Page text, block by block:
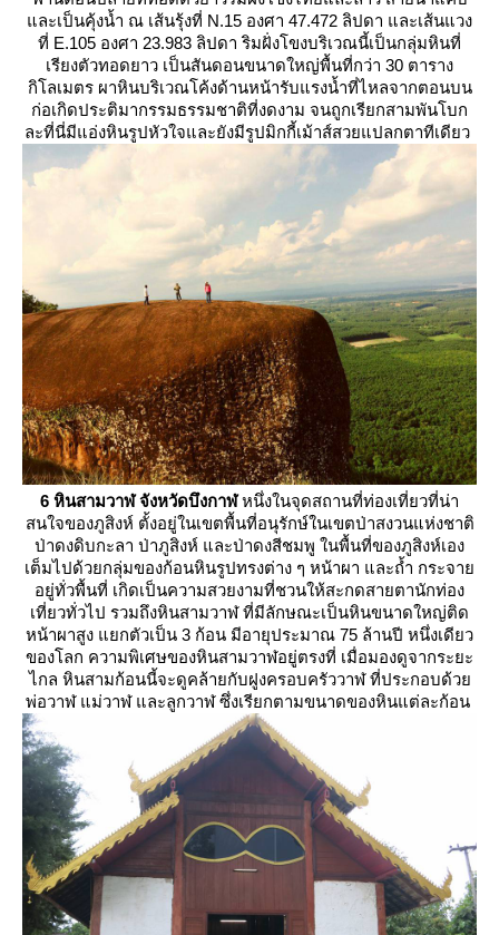
ละเป็นคุ้งน้ำ ณ เส้นรุ้งที่ N.15 องศา 47.472 ลิปดา และเส้นแวง
ที่ E.105 องศา 23.983 ลิปดา ริมฝั่งโขงบริเวณนี้เป็นกลุ่มหินที่
เรียงตัวทอดยาว เป็นสันดอนขนาดใหญ่พื้นที่กว่า 30 ตาราง
กิโลเมตร ผาหินบริเวณโค้งด้านหน้ารับแรงน้ำที่ไหลจากตอนบน
ก่อเกิดประติมากรรมธรรมชาติที่งดงาม จนถูกเรียกสามพันโบก
ละที่นี่มีแอ่งหินรูปหัวใจและยังมีรูปมิกกี้เม้าส์สวยแปลกตาทีเดียว
6 หินสามวาฬ จังหวัดบึงกาฬหนึ่งในจุดสถานที่ท่องเที่ยวที่น่า
สนใจของภูสิงห์ ตั้งอยู่ในเขตพื้นที่อนุรักษ์ในเขตป่าสงวนแห่งชาติ
ป่าดงดิบกะลา ป่าภูสิงห์ และป่าดงสีชมพู ในพื้นที่ของภูสิงห์เอง
เต็มไปด้วยกลุ่มของก้อนหินรูปทรงต่าง ๆ หน้าผา และถ้ำ กระจา
อยู่ทั่วพื้นที่ เกิดเป็นความสวยงามที่ชวนให้สะกดสายตานักท่อง
เที่ยวทั่วไป รวมถึงหินสามวาฬ ที่มีลักษณะเป็นหินขนาดใหญ่ติด
หน้าผาสูง แยกตัวเป็น 3 ก้อน มีอายุประมาณ 75 ล้านปี หนึ่งเดียว
ของโลก ความพิเศษของหินสามวาฬอยู่ตรงที่ เมื่อมองดูจากระยะ
ไกล หินสามก้อนนี้จะดูคล้ายกับฝูงครอบครัววาฬ ที่ประกอบด้ว
พ่อวาฬ แม่วาฬ และลูกวาฬ ซึ่งเรียกตามขนาดของหินแต่ละก้อน